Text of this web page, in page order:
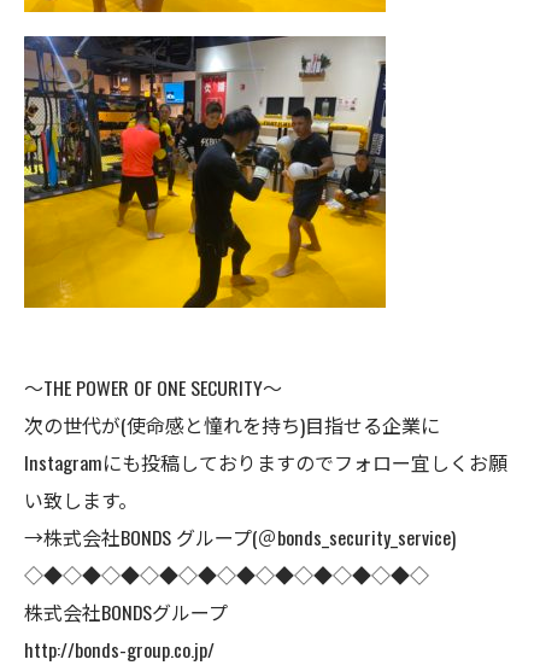
～THE POWER OF ONE SECURITY～
次の世代が(使命感と憧れを持ち)目指せる企業に
Instagramにも投稿しておりますのでフォロー宜しくお願
い致します。
→株式会社BONDS グループ(＠bonds_security_service)
◇◆◇◆◇◆◇◆◇◆◇◆◇◆◇◆◇◆◇◆◇
株式会社BONDSグループ
http://bonds-group.co.jp/